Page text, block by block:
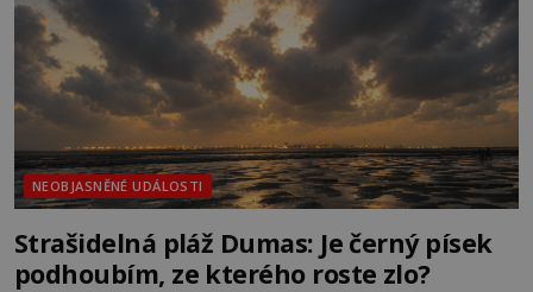
NEOBJASNĚNÉ UDÁLOSTI
Strašidelná pláž Dumas: Je černý písek
podhoubím, ze kterého roste zlo?